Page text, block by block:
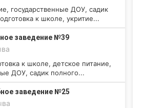
государственные ДОУ, садик
к школе, укритие...
заведение №39
к школе, детское питание,
ДОУ, садик полного...
заведение №25